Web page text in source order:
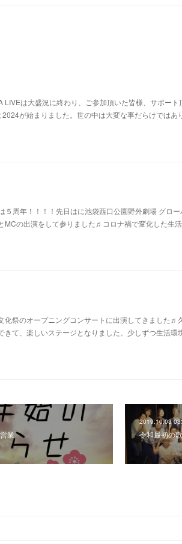
は大盛況に終わり、ご参加頂いた皆様、サポート
が始まりました。世の中は大変な事だらけではあ
５周年！！！！先日はに池袋西口公園野外劇場 グロ
MCの出演をして参りました♬コロナ禍で変化した生
化祭のオープニングコンサートに出演してきました♬
きて、楽しいステージとなりました。少しずつ生活環
業
2019.10.03
令和最初の